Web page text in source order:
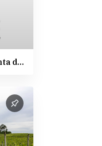
Passeio de jipe pela Quinta do Vale de Igreja